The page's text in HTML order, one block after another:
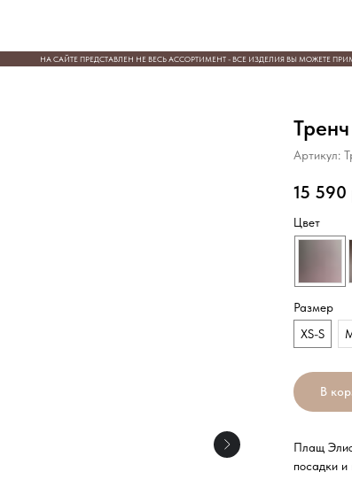
Москва,
НА САЙТЕ ПРЕДСТАВЛЕН НЕ ВЕСЬ АССОРТИМЕНТ - ВСЕ ИЗДЕЛИЯ ВЫ МОЖЕТЕ ПРИМЕРИТЬ В НАШЕМ
Артикул:
15 590
Цвет
Размер
XS-S
В
Плащ
посадки